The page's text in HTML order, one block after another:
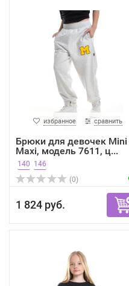
избранное сравнить
Брюки для девочек Mini
Maxi, модель 7611, ц...
140 146
(0)
1 824 руб.